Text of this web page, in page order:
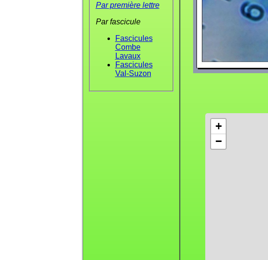
Par première lettre
Par fascicule
Fascicules
Combe
Lavaux
Fascicules
Val-Suzon
+
−